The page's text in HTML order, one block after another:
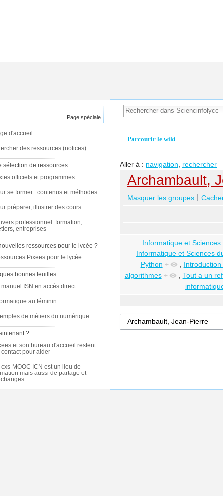
Parcourir le wiki
Aller à : navigation rechercher
Archambault,
Masquer les groupes
Informatique et
Informatique et Sciences
Python +
algorithmes +
Tout a un
Page spéciale
d'accueil
des ressources (notices)
sélection de ressources:
officiels et programmes
se former : contenus et méthodes
préparer, illustrer des cours
professionnel: formation,
entreprises
ressources pour le lycée ?
Pixees pour le lycée.
bonnes feuilles:
manuel ISN en accès direct
au féminin
de métiers du numérique
?
et son bureau d'accueil restent
contact pour aider
cxs-MOOC ICN est un lieu de
mais aussi de partage et